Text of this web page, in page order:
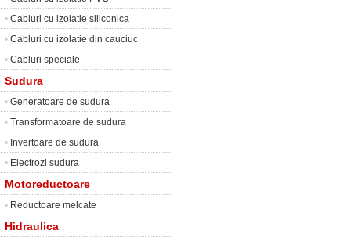
• Cabluri cu izolatie siliconica
• Cabluri cu izolatie din cauciuc
• Cabluri speciale
Sudura
• Generatoare de sudura
• Transformatoare de sudura
• Invertoare de sudura
• Electrozi sudura
Motoreductoare
• Reductoare melcate
Hidraulica